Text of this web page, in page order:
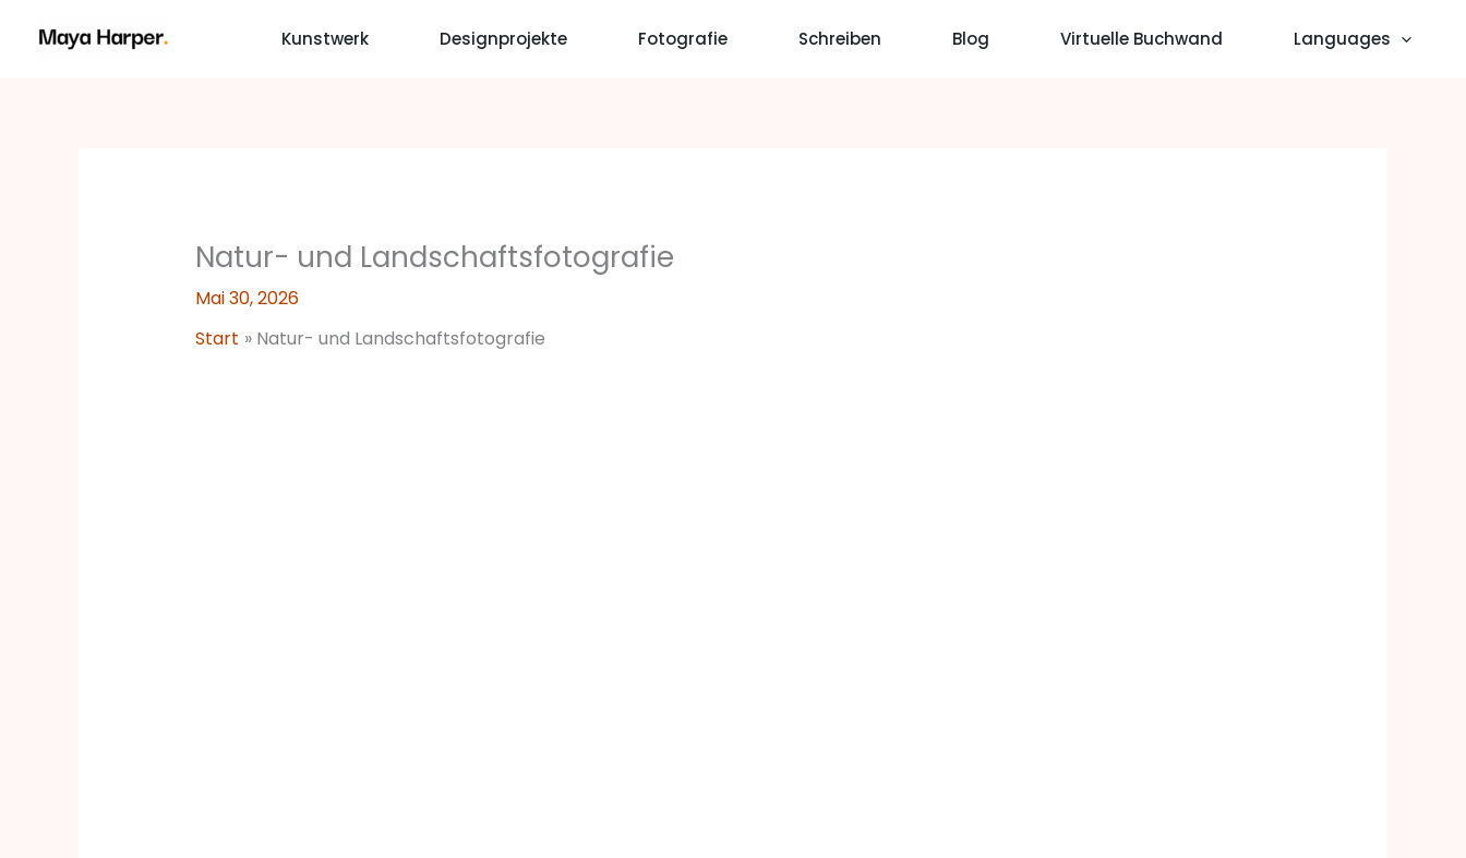
Inhalt
Kunstwerk Designprojekte Fotografie Schreiben Blog Virtuelle Buchwand Languages
Natur- und Landschaftsfotografie
Mai 30, 2026
Start
Natur- und Landschaftsfotografie